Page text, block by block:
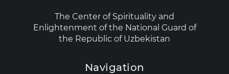
The Center of Spirituality and
Enlightenment of the National Guard of
the Republic of Uzbekistan
Navigation